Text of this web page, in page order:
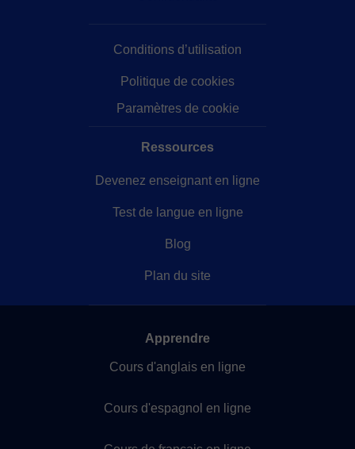
Conditions d’utilisation
Politique de cookies
Paramètres de cookie
Ressources
Devenez enseignant en ligne
Test de langue en ligne
Blog
Plan du site
Apprendre
Cours d'anglais en ligne
Cours d'espagnol en ligne